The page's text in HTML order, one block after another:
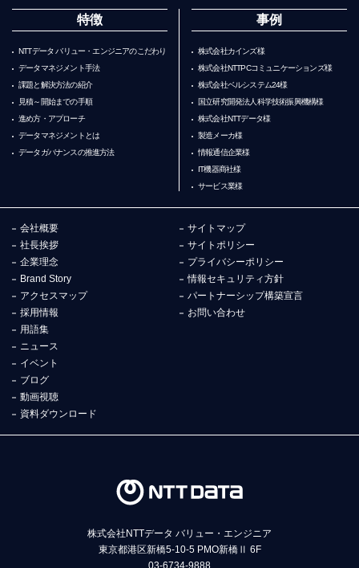
特徴
NTTデータ バリュー・エンジニアのこだわり
データマネジメント手法
課題と解決方法の紹介
見積～開始までの手順
進め方・アプローチ
データマネジメントとは
データガバナンスの推進方法
事例
株式会社カインズ様
株式会社NTTPCコミュニケーションズ様
株式会社ベルシステム24様
国立研究開発法人科学技術振興機構様
株式会社NTTデータ様
製造メーカ様
情報通信企業様
IT機器商社様
サービス業様
会社概要
社長挨拶
企業理念
Brand Story
アクセスマップ
採用情報
サイトマップ
サイトポリシー
プライバシーポリシー
情報セキュリティ方針
パートナーシップ構築宣言
お問い合わせ
用語集
ニュース
イベント
ブログ
動画視聴
資料ダウンロード
株式会社NTTデータ バリュー・エンジニア
東京都港区新橋5-10-5 PMO新橋Ⅱ 6F